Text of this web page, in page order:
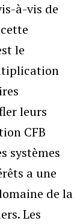
à-vis de
le
leurs
CFB
systèmes
a une
de la
Les